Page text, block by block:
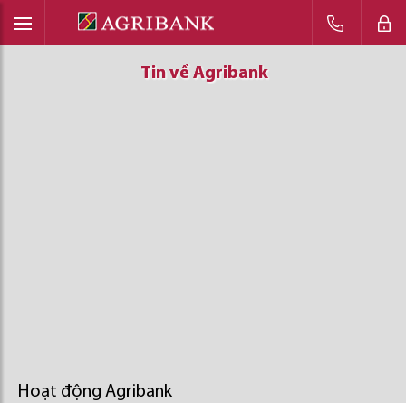
Tin về Agribank
Tin về Agribank
Tin về Agribank
Hoạt động Agribank